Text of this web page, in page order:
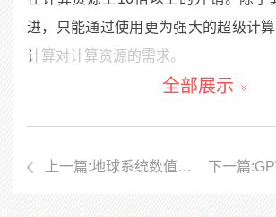
进，只能通过使用更为强大的超级计
计算对计算资源的需求。
超级计算系统具有强大算力
效地消除准TMD算符中所有短程发散
全部展示
上一篇:地球系统数值模拟装置通过国家验收 中心为装置建设贡献力量